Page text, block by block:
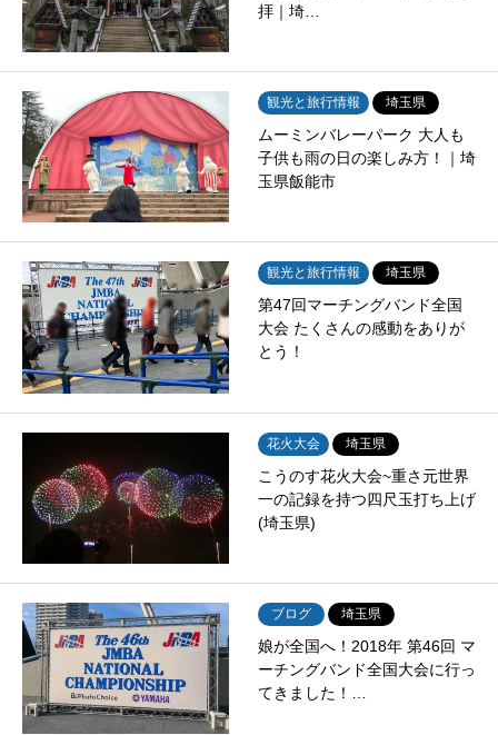
拝｜埼…
観光と旅行情報 埼玉県
ムーミンバレーパーク 大人も
子供も雨の日の楽しみ方！｜埼
玉県飯能市
観光と旅行情報 埼玉県
第47回マーチングバンド全国
大会 たくさんの感動をありが
とう！
花火大会 埼玉県
こうのす花火大会~重さ元世界
一の記録を持つ四尺玉打ち上げ
(埼玉県)
ブログ 埼玉県
娘が全国へ！2018年 第46回 マ
ーチングバンド全国大会に行っ
てきました！…